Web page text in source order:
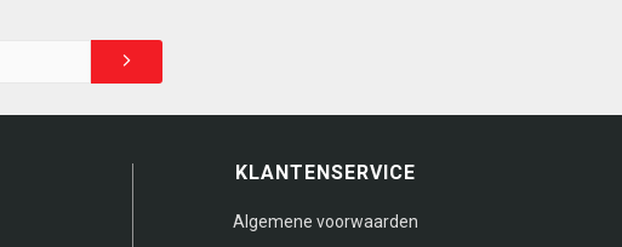
KLANTENSERVICE
Algemene voorwaarden